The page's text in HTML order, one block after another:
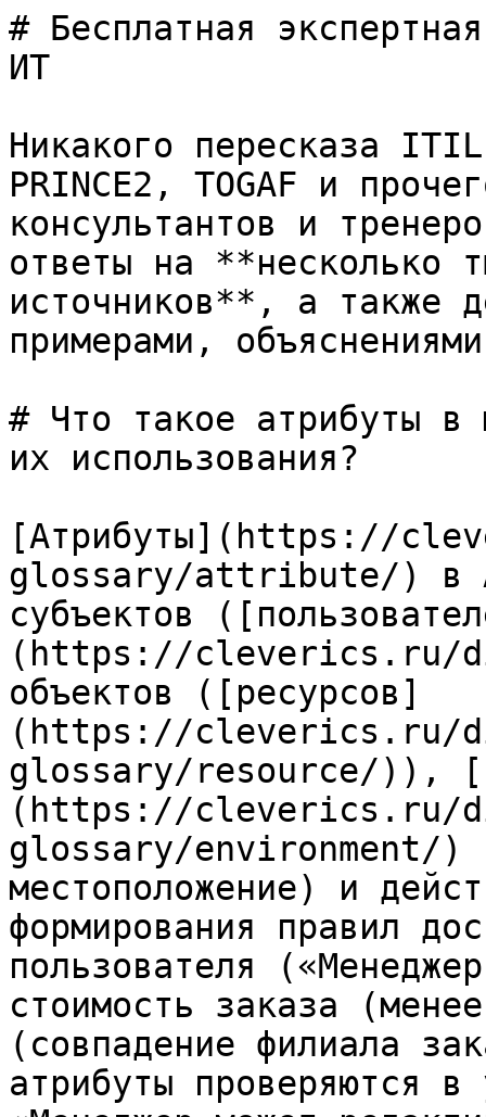
# Бесплатная
ИТ
Никакого пересказа
PRINCE2, TOGAF и
консультантов и
ответы на **несколько
источников**, а также
примерами,
# Что такое атрибуты в
их использования?
[Атрибуты](https://
glossary/attribute/) в
субъектов
(https://cleverics.ru/
объектов ([ресурсов]
(https://cleverics.ru/
glossary/resource/)),
(https://cleverics.ru/
glossary/environment/)
местоположение) и
формирования правил
пользователя
стоимость заказа
(совпадение филиала
атрибуты проверяются